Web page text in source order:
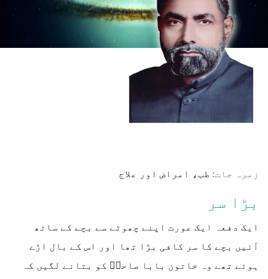
زمرہ جات: طب، امراض اور علاج
بڑا سر
ایک دفعہ ایک عورت اپنے چھوٹے سے بچے کے ساتھ
آئیں بچے کا سر کافی بڑا تھا اور اس کے بال اڑے
ہوئے تھے وہ خاتون بابا صاحبؒ کو بتانے لگیں کہ